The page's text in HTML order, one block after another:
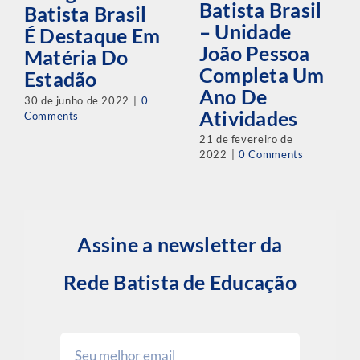
Batista Brasil
É Destaque Em
Matéria Do
Estadão
30 de junho de 2022 | 0
Comments
Batista Brasil
– Unidade
João Pessoa
Completa Um
Ano De
Atividades
21 de fevereiro de
2022
0 Comments
Assine a newsletter da
Rede Batista de Educação